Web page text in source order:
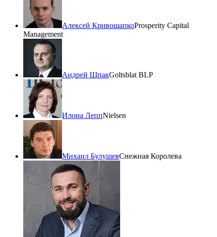
Алексей КривошапкоProsperity Capital
Management
Андрей ШпакGoltsblat BLP
Илона ЛеппNielsen
Михаил БулушевСнежная Королева